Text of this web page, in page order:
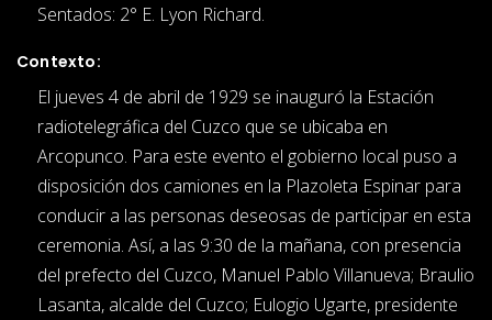
Sentados: 2° E. Lyon Richard.
Contexto:
El jueves 4 de abril de 1929 se inauguró la Estación
radiotelegráfica del Cuzco que se ubicaba en
Arcopunco. Para este evento el gobierno local puso a
disposición dos camiones en la Plazoleta Espinar para
conducir a las personas deseosas de participar en esta
ceremonia. Así, a las 9:30 de la mañana, con presencia
del prefecto del Cuzco, Manuel Pablo Villanueva; Braulio
Lasanta, alcalde del Cuzco; Eulogio Ugarte, presidente